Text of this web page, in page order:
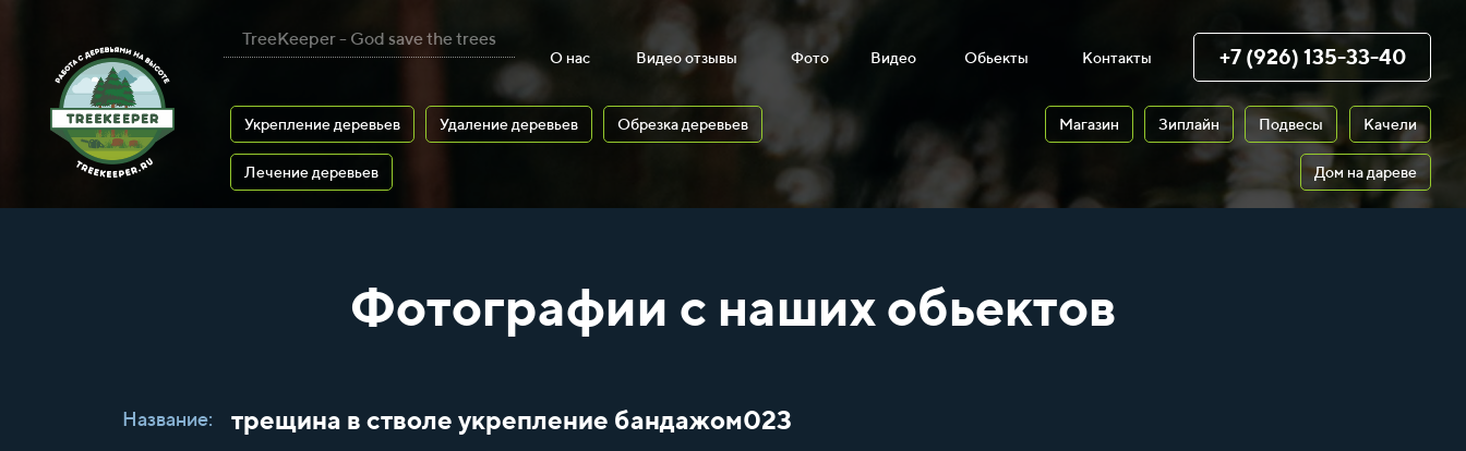
TreeKeeper - God save the trees
О нас Видео отзывы Фото Видео Обьекты Контакты +7 (926) 135-33-40
Укрепление деревьев Удаление деревьев Обрезка деревьев
Лечение деревьев
Магазин Зиплайн Подвесы Качели
Дом на дареве
Фотографии с наших обьектов
Название: трещина в стволе укрепление бандажом023